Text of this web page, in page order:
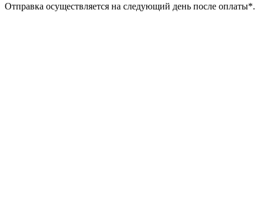
Отправка осуществляется на следующий день после оплаты*.